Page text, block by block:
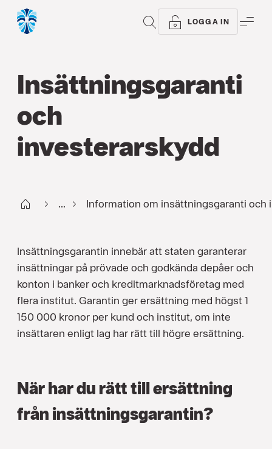
SÖK LOGGA IN
Insättningsgaranti
och
investerarskydd
Start ... Information om insättningsgaranti och
Insättningsgarantin innebär att staten garanterar
insättningar på prövade och godkända depåer och
konton i banker och kreditmarknadsföretag med
flera institut. Garantin ger ersättning med högst 1
150 000 kronor per kund och institut, om inte
insättaren enligt lag har rätt till högre ersättning.
När har du rätt till ersättning
från insättningsgarantin?